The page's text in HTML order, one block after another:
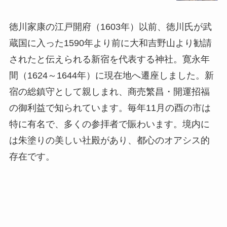
徳川家康の江戸開府（1603年）以前、徳川氏が武
蔵国に入った1590年より前に大和吉野山より勧請
されたと伝えられる新宿を代表する神社。寛永年
間（1624～1644年）に現在地へ遷座しました。新
宿の総鎮守として親しまれ、商売繁昌・開運招福
の御利益で知られています。毎年11月の酉の市は
特に有名で、多くの参拝者で賑わいます。境内に
は朱塗りの美しい社殿があり、都心のオアシス的
存在です。